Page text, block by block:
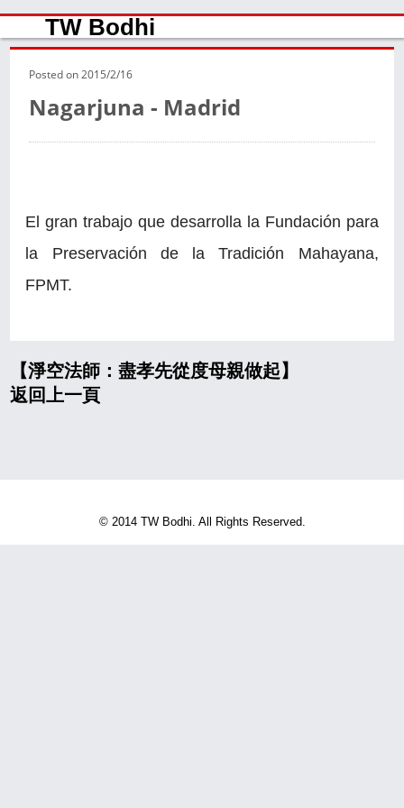
TW Bodhi
Posted on2015/2/16
Nagarjuna - Madrid
El gran trabajo que desarrolla la Fundación para
la Preservación de la Tradición Mahayana,
FPMT.
【淨空法師：盡孝先從度母親做起】
返回上一頁
© 2014 TW Bodhi. All Rights Reserved.